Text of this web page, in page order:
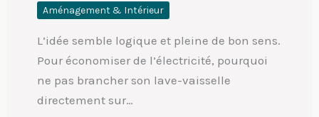
Aménagement & Intérieur
L’idée semble logique et pleine de bon sens.
Pour économiser de l’électricité, pourquoi
ne pas brancher son lave-vaisselle
directement sur…